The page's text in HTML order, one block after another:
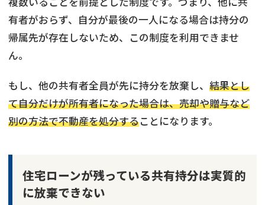
有者がおらず、自分が最後の一人になる場合は持分の
帰属先が存在しないため、この制度を利用できませ
ん。
もし、他の共有者全員が先に持分を放棄し、 結果とし
て自分だけが所有者になった場合は、売却や贈与など
別の方法で不動産を処分することになります。
住宅ローンが残っている共有持分は実質的
に放棄できない